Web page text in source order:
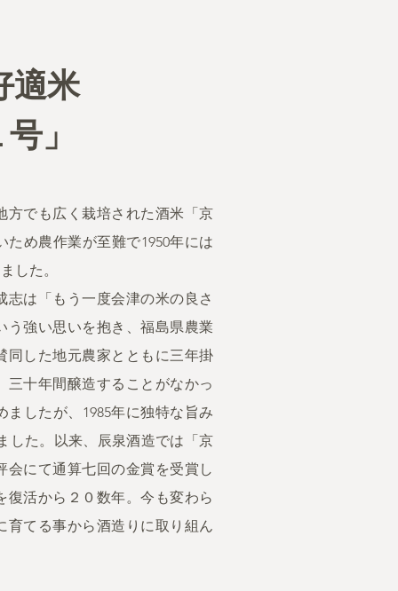
適米
」
方でも広く栽培された酒米「京
め農作業が至難で1950年には
した。
志は「もう一度会津の米の良さ
う強い思いを抱き、福島県農業
同した地元農家とともに三年掛
十年間醸造することがなかっ
したが、1985年に独特な旨み
した。以来、辰泉酒造では「京
にて通算七回の金賞を受賞し
活から２０数年。今も変わら
育てる事から酒造りに取り組ん